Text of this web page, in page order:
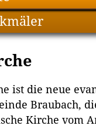
ist die neue
Braubach,
Kirche vom